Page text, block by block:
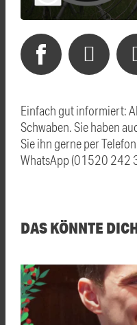
Einfach gut informiert:
Schwaben. Sie haben
Sie ihn gerne per
WhatsApp (01520 242
DAS KÖNNTE